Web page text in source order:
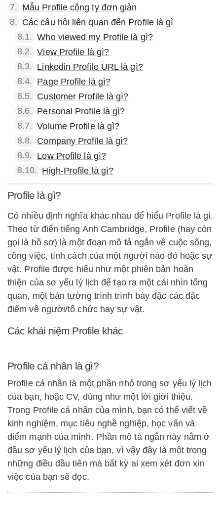
7. Mẫu Profile công ty đơn giản
8. Các câu hỏi liên quan đến Profile là gì
8.1. Who viewed my Profile là gì?
8.2. View Profile là gì?
8.3. Linkedin Profile URL là gì?
8.4. Page Profile là gì?
8.5. Customer Profile là gì?
8.6. Personal Profile là gì?
8.7. Volume Profile là gì?
8.8. Company Profile là gì?
8.9. Low Profile là gì?
8.10. High-Profile là gì?
Profile là gì?
Có nhiều định nghĩa khác nhau để hiểu Profile là gì.
Theo từ điển tiếng Anh Cambridge, Profile (hay còn
gọi là hồ sơ) là một đoạn mô tả ngắn về cuộc sống,
công việc, tính cách của một người nào đó hoặc sự
vật. Profile được hiểu như một phiên bản hoàn
thiện của sơ yếu lý lịch để tạo ra một cái nhìn tổng
quan, một bản tường trình trình bày đặc các đặc
điểm về người/tổ chức hay sự vật.
Các khái niệm Profile khác
Profile cá nhân là gì?
Profile cá nhân là một phần nhỏ trong sơ yếu lý lịch
của bạn, hoặc CV, dùng như một lời giới thiệu.
Trong Profile cá nhân của mình, bạn có thể viết về
kinh nghiệm, mục tiêu nghề nghiệp, học vấn và
điểm mạnh của mình. Phần mô tả ngắn này nằm ở
đầu sơ yếu lý lịch của bạn, vì vậy đây là một trong
những điều đầu tiên mà bất kỳ ai xem xét đơn xin
việc của bạn sẽ đọc.